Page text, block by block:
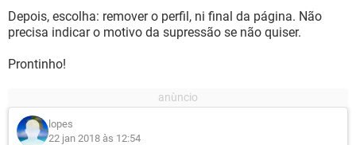
Depois, escolha: remover o perfil, ni final da página. Não
precisa indicar o motivo da supressão se não quiser.
Prontinho!
lopes
22 jan 2018 às 12:54